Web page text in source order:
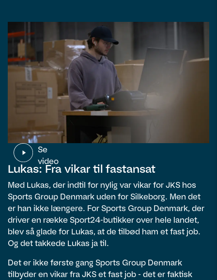
Se
video
Lukas: Fra vikar til fastansat
Mød Lukas, der indtil for nylig var vikar for JKS hos
Sports Group Denmark uden for Silkeborg. Men det
er han ikke længere. For Sports Group Denmark, der
driver en række Sport24-butikker over hele landet,
blev så glade for Lukas, at de tilbød ham et fast job.
Og det takkede Lukas ja til.
Det er ikke første gang Sports Group Denmark
tilbyder en vikar fra JKS et fast job - det er faktisk